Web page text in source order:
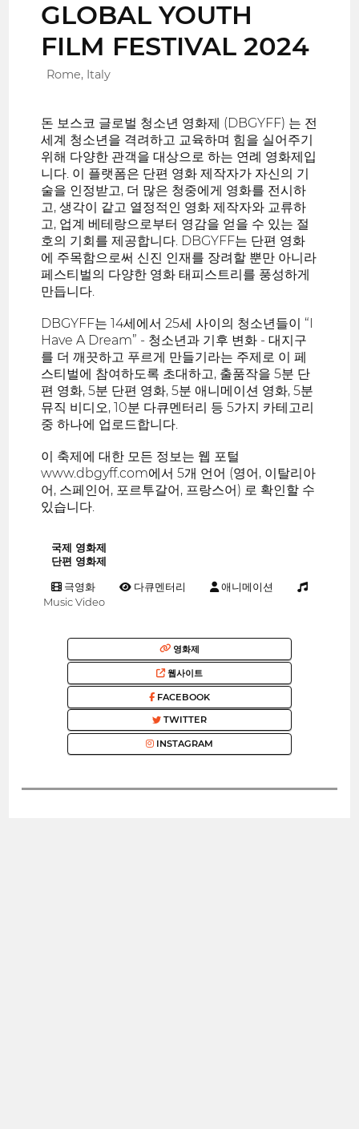
GLOBAL YOUTH
FILM FESTIVAL 2024
Rome, Italy
돈 보스코 글로벌 청소년 영화제 (DBGYFF) 는 전
세계 청소년을 격려하고 교육하며 힘을 실어주기
위해 다양한 관객을 대상으로 하는 연례 영화제입
니다. 이 플랫폼은 단편 영화 제작자가 자신의 기
술을 인정받고, 더 많은 청중에게 영화를 전시하
고, 생각이 같고 열정적인 영화 제작자와 교류하
고, 업계 베테랑으로부터 영감을 얻을 수 있는 절
호의 기회를 제공합니다. DBGYFF는 단편 영화
에 주목함으로써 신진 인재를 장려할 뿐만 아니라
페스티벌의 다양한 영화 태피스트리를 풍성하게
만듭니다.
DBGYFF는 14세에서 25세 사이의 청소년들이 “I
Have A Dream” - 청소년과 기후 변화 - 대지구
를 더 깨끗하고 푸르게 만들기라는 주제로 이 페
스티벌에 참여하도록 초대하고, 출품작을 5분 단
편 영화, 5분 단편 영화, 5분 애니메이션 영화, 5분
뮤직 비디오, 10분 다큐멘터리 등 5가지 카테고리
중 하나에 업로드합니다.
이 축제에 대한 모든 정보는 웹 포털
www.dbgyff.com에서 5개 언어 (영어, 이탈리아
어, 스페인어, 포르투갈어, 프랑스어) 로 확인할 수
있습니다.
국제 영화제
단편 영화제
극영화 다큐멘터리
애니메이션
Music Video
영화제
웹사이트
FACEBOOK
TWITTER
INSTAGRAM